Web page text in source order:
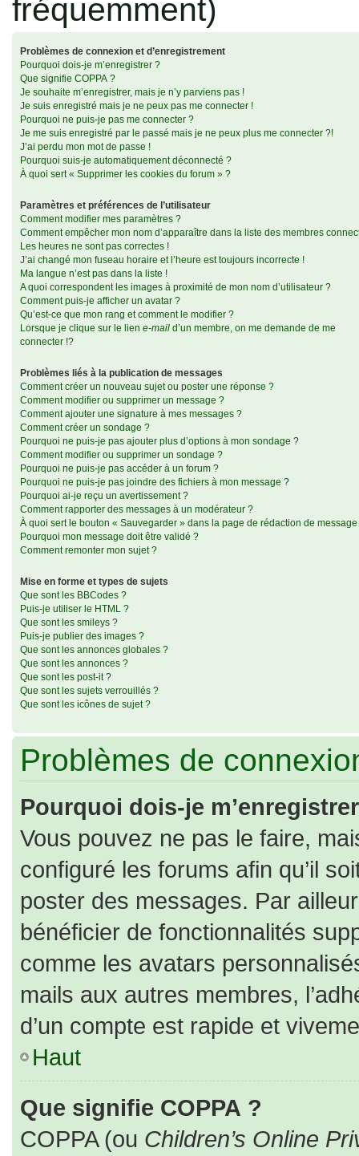
fréquemment)
Problèmes de connexion et d’enregistrement
Pourquoi dois-je m’enregistrer ?
Que signifie COPPA ?
Je souhaite m’enregistrer, mais je n’y parviens pas !
Je suis enregistré mais je ne peux pas me connecter !
Pourquoi ne puis-je pas me connecter ?
Je me suis enregistré par le passé mais je ne peux plus me connecter ?!
J’ai perdu mon mot de passe !
Pourquoi suis-je automatiquement déconnecté ?
À quoi sert « Supprimer les cookies du forum » ?
Paramètres et préférences de l’utilisateur
Comment modifier mes paramètres ?
Comment empêcher mon nom d’apparaître dans la liste des membres
Les heures ne sont pas correctes !
J’ai changé mon fuseau horaire et l’heure est toujours incorrecte !
Ma langue n’est pas dans la liste !
A quoi correspondent les images à proximité de mon nom d’utilisateur ?
Comment puis-je afficher un avatar ?
Qu’est-ce que mon rang et comment le modifier ?
Lorsque je clique sur le lien e-mail d’un membre, on me demande de me
connecter !?
Problèmes liés à la publication de messages
Comment créer un nouveau sujet ou poster une réponse ?
Comment modifier ou supprimer un message ?
Comment ajouter une signature à mes messages ?
Comment créer un sondage ?
Pourquoi ne puis-je pas ajouter plus d’options à mon sondage ?
Comment modifier ou supprimer un sondage ?
Pourquoi ne puis-je pas accéder à un forum ?
Pourquoi ne puis-je pas joindre des fichiers à mon message ?
Pourquoi ai-je reçu un avertissement ?
Comment rapporter des messages à un modérateur ?
À quoi sert le bouton « Sauvegarder » dans la page de rédaction de message
Pourquoi mon message doit être validé ?
Comment remonter mon sujet ?
Mise en forme et types de sujets
Que sont les BBCodes ?
Puis-je utiliser le HTML ?
Que sont les smileys ?
Puis-je publier des images ?
Que sont les annonces globales ?
Que sont les annonces ?
Que sont les post-it ?
Que sont les sujets verrouillés ?
Que sont les icônes de sujet ?
Problèmes de
Pourquoi dois-je
Vous pouvez ne pas le faire,
configuré les forums afin qu’il
poster des messages. Par
bénéficier de fonctionnalités
comme les avatars
mails aux autres membres,
d’un compte est rapide et
Haut
Que signifie COPPA ?
COPPA (ou Children’s Online